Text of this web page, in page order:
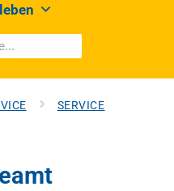
SERVICE